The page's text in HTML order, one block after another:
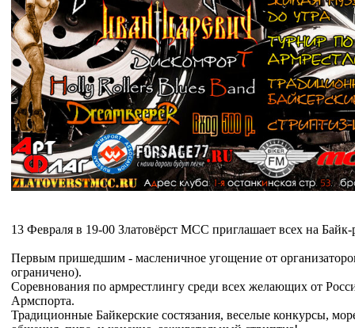
13 Февраля в 19-00 Златовёрст МСС приглашает всех на
Первым пришедшим - масленичное угощение от
ограничено).
Соревнования по армрестлингу среди всех желающих от
Армспорта.
Традиционные Байкерские состязания, веселые конкурсы,